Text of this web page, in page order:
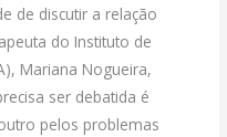
de discutir a relação
do Instituto de
Mariana Nogueira,
ser debatida é
pelos problemas